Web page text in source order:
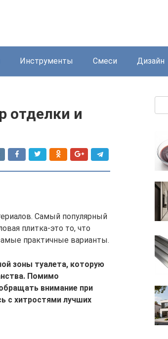
Инструменты Смеси Дизайн
отделки и
Самый популярный
плитка-это то, что
практичные варианты.
зоны туалета, которую
Помимо
внимание при
с хитростями лучших